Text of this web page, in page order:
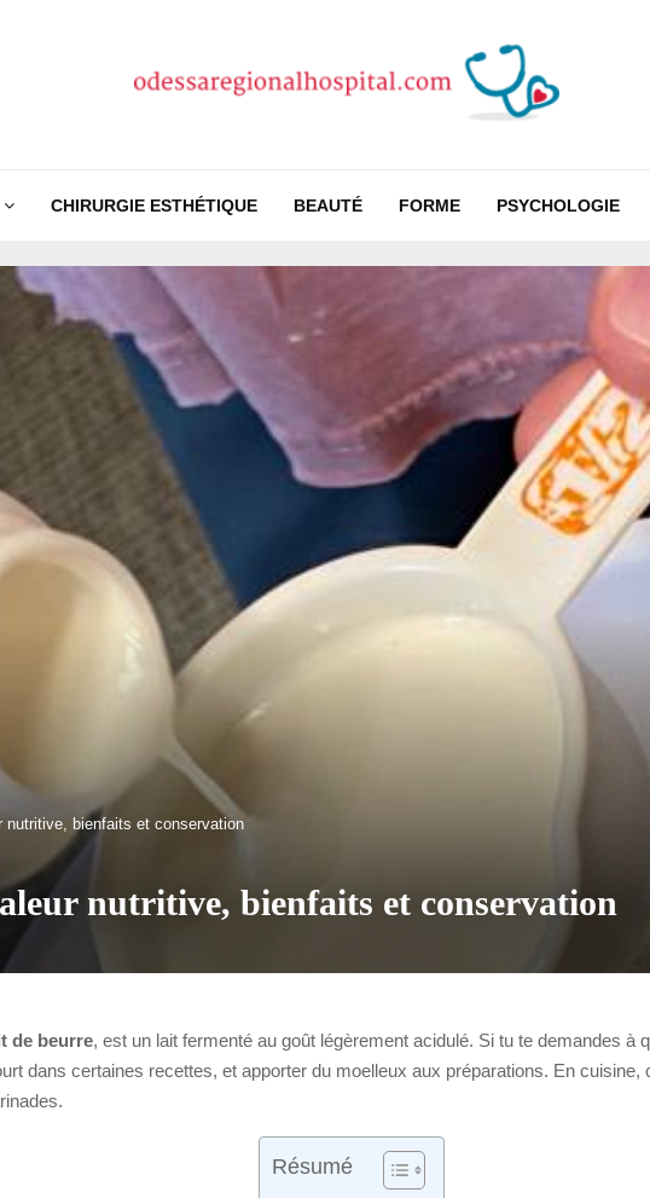
CHIRURGIE ESTHÉTIQUE BEAUTÉ FORME PSYCHOLOGIE
nutritive, bienfaits et conservation
nutritive, bienfaits et conservation
de beurre, est un lait fermenté au goût légèrement acidulé. Si tu te demandes à
dans certaines recettes, et apporter du moelleux aux préparations. En cuisine,
Résumé